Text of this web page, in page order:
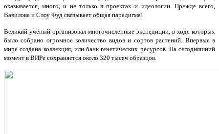
оказывается, много, и не только в проектах и идеологии. Прежде всего,
Вавилова и Слоу Фуд связывает общая парадигма!
Великий учёный организовал многочисленные экспедиции, в ходе которых
было собрано огромное количество видов и сортов растений. Впервые в
мире создана коллекция, или банк генетических ресурсов. На сегодняшний
момент в ВИРе сохраняется около 320 тысяч образцов.